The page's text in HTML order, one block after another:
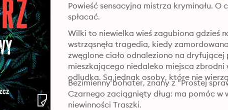
Powieść sensacyjna mistrza kryminału. O
spłacać.
Wilki to niewielka wieś zagubiona gdzieś
wstrząsnęła tragedia, kiedy
zwęglone ciało odnaleziono na
mieszkającego niedaleko miejsca zbrodni
odludka. Są jednak osoby, które nie
Bezimienny bohater, znany z "Prostej
Czarnego zaciągnięty dług: ma pomóc
niewinności Traszki.